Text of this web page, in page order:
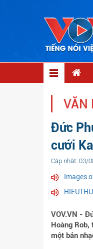
VĂN
Đức
cưới
Cập nhật: 03/
Images
VOV.VN -
Hoàng
một bản